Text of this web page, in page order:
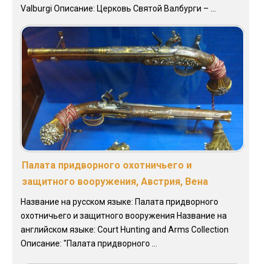
Valburgi Описание: Церковь Святой Валбурги – ...
Палата придворного охотничьего и
защитного вооружения, Австрия, Вена
Название на русском языке: Палата придворного
охотничьего и защитного вооружения Название на
английском языке: Court Hunting and Arms Collection
Описание: "Палата придворного ...